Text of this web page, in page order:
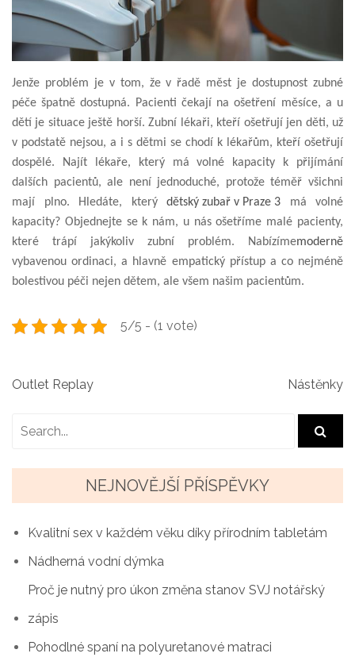
Jenže problém je v tom, že v řadě měst je dostupnost zubné
péče špatně dostupná. Pacienti čekají na ošetření měsíce, a u
dětí je situace ještě horší. Zubní lékaři, kteří ošetřují jen děti, už
v podstatě nejsou, a i s dětmi se chodí k lékařům, kteří ošetřují
dospělé. Najít lékaře, který má volné kapacity k přijímání
dalších pacientů, ale není jednoduché, protože téměř všichni
mají plno. Hledáte, který dětský zubař v Praze 3 má volné
kapacity? Objednejte se k nám, u nás ošetříme malé pacienty,
které trápí jakýkoliv zubní problém. Nabízímemoderně
vybavenou ordinaci, a hlavně empatický přístup a co nejméně
bolestivou péči nejen dětem, ale všem našim pacientům.
5/5 - (1 vote)
N
a
g
a
c
p
Outlet Replay Nástěnky
NEJNOVĚJŠÍ PŘÍSPĚVKY
Kvalitní sex v každém věku díky přírodním tabletám
Nádherná vodní dýmka
Proč je nutný pro úkon změna stanov SVJ notářský
zápis
Pohodlné spaní na polyuretanové matraci